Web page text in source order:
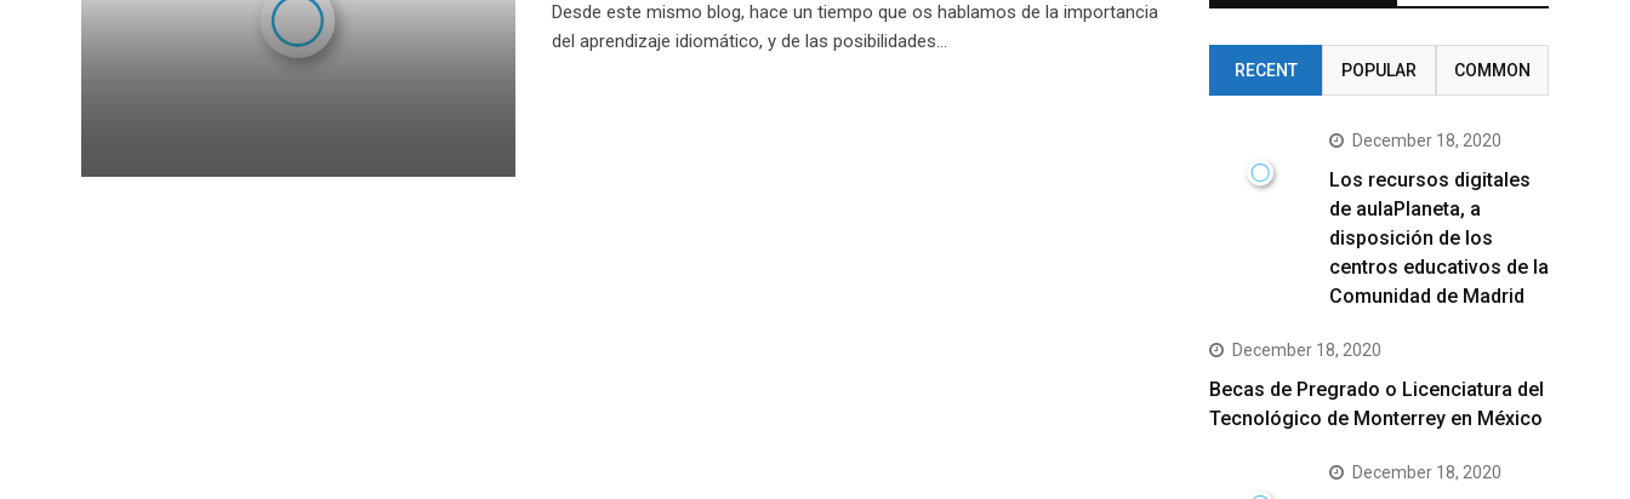
Desde este mismo blog, hace un tiempo que os hablamos de la importancia
del aprendizaje idiomático, y de las posibilidades…
RECENT POPULAR COMMON
December 18, 2020
Los recursos digitales
de aulaPlaneta, a
disposición de los
centros educativos de la
Comunidad de Madrid
December 18, 2020
Becas de Pregrado o Licenciatura del
Tecnológico de Monterrey en México
December 18, 2020